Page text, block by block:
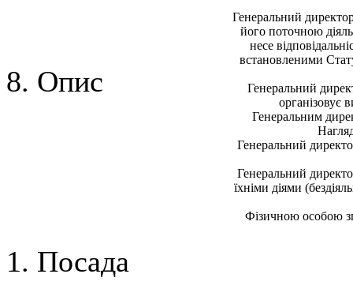
8. Опис
Генеральний
його поточною
несе
встановленими
Генеральний
органiзовує
Генеральним
Генеральний
Генеральний
їхнiми дiями
Фiзичною особою
1. Посада